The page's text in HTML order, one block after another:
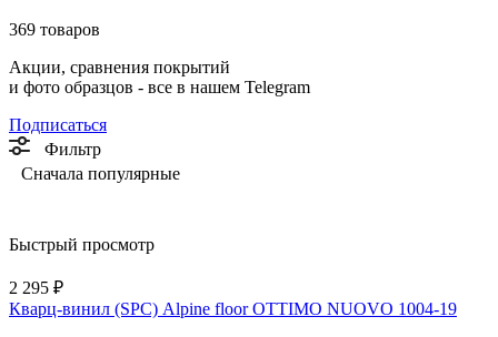
369 товаров
Акции, сравнения покрытий
и фото образцов - все в нашем Telegram
Подписаться
Фильтр
Сначала популярные
Быстрый просмотр
2 295 ₽
Кварц-винил (SPC) Alpine floor OTTIMO NUOVO 1004-19